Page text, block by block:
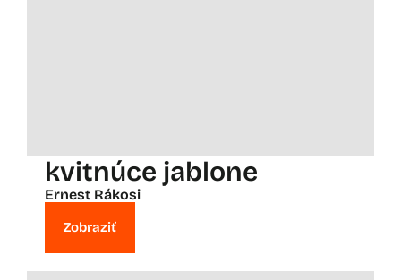
kvitnúce jablone
Ernest Rákosi
Zobraziť